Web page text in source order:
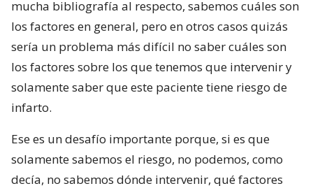
mucha bibliografía al respecto, sabemos cuáles son
los factores en general, pero en otros casos quizás
sería un problema más difícil no saber cuáles son
los factores sobre los que tenemos que intervenir y
solamente saber que este paciente tiene riesgo de
infarto.
Ese es un desafío importante porque, si es que
solamente sabemos el riesgo, no podemos, como
decía, no sabemos dónde intervenir, qué factores